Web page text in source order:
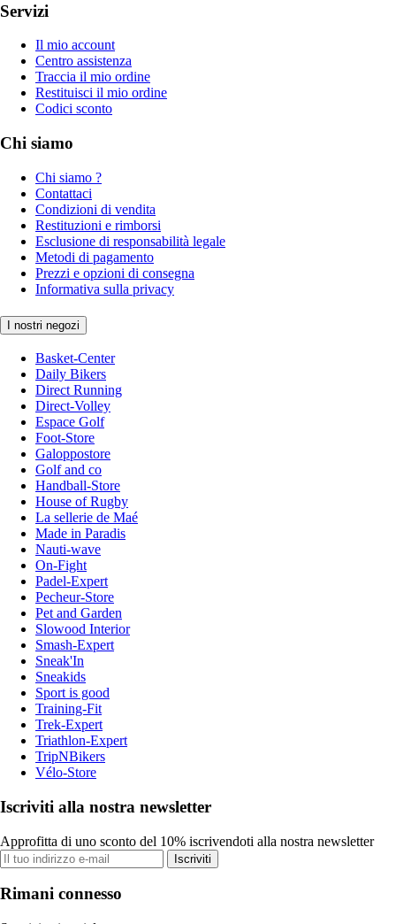
Servizi
Il mio account
Centro assistenza
Traccia il mio ordine
Restituisci il mio ordine
Codici sconto
Chi siamo
Chi siamo ?
Contattaci
Condizioni di vendita
Restituzioni e rimborsi
Esclusione di responsabilità legale
Metodi di pagamento
Prezzi e opzioni di consegna
Informativa sulla privacy
I nostri negozi
Basket-Center
Daily Bikers
Direct Running
Direct-Volley
Espace Golf
Foot-Store
Galoppostore
Golf and co
Handball-Store
House of Rugby
La sellerie de Maé
Made in Paradis
Nauti-wave
On-Fight
Padel-Expert
Pecheur-Store
Pet and Garden
Slowood Interior
Smash-Expert
Sneak'In
Sneakids
Sport is good
Training-Fit
Trek-Expert
Triathlon-Expert
TripNBikers
Vélo-Store
Iscriviti alla nostra newsletter
Approfitta di uno sconto del 10% iscrivendoti alla nostra newsletter
Iscriviti
Rimani connesso